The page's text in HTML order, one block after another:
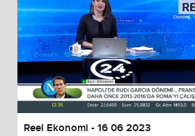
Reel Ekonomi - 16 06 2023